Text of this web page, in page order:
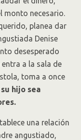
monto necesario.
planea dar
Denise
desesperado
a la sala de
toma a once
hijo sea
una relación
angustiado,